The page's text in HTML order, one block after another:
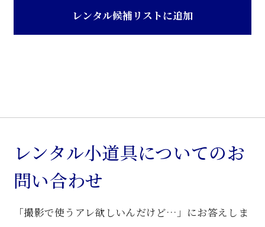
付
風
飾
り
個
レンタル候補リストに追加
レンタル小道具についてのお
問い合わせ
「撮影で使うアレ欲しいんだけど…」にお答えしま